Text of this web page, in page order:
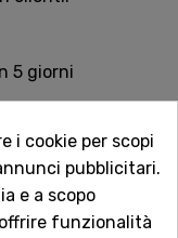
5 giorni
te
per
i cookie per scopi
pubblicitari.
e a scopo
funzionalità